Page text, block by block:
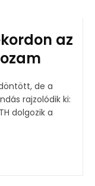
az
de a
rajzolódik ki:
dolgozik a